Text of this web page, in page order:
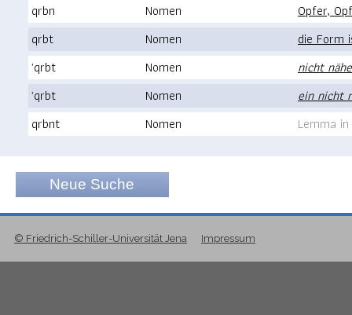
qrbn
Nomen
Opfer,
qrbt
Nomen
die Form
ʾqrbt
Nomen
nicht
ʾqrbt
Nomen
ein nicht
qrbnt
Nomen Lemma
Neue Suche
© Friedrich-Schiller-Universität Jena Impressum